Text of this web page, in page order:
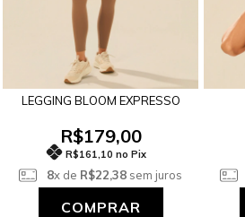
LEGGING BLOOM EXPRESSO
R$179,00
R$161,10 no Pix
8x de R$22,38sem juros
COMPRAR